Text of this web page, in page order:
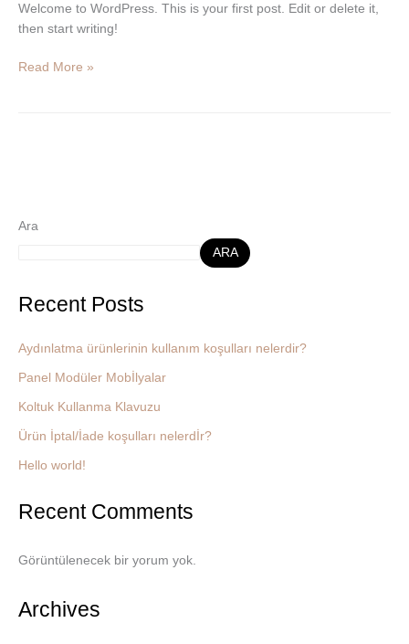
Ara
ARA
Recent Posts
Aydınlatma ürünlerinin kullanım koşulları nelerdir?
Panel Modüler Mobİlyalar
Koltuk Kullanma Klavuzu
Ürün İptal/İade koşulları nelerdİr?
Hello world!
Recent Comments
Görüntülenecek bir yorum yok.
Archives
Welcome to WordPress. This is your first post. Edit or delete it,
then start writing!
Read More »